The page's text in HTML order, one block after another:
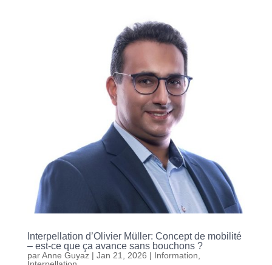
Interpellation d’Olivier Müller: Concept de mobilité
– est-ce que ça avance sans bouchons ?
parAnne Guyaz| Jan 21, 2026 | Information